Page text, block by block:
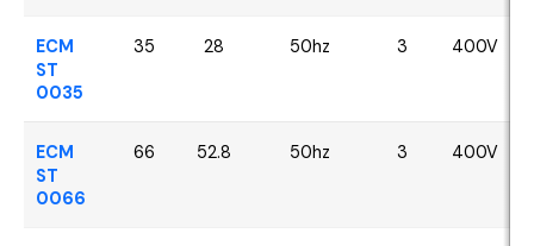
ECM
ST
0035
35 28 50hz 3 400V
ECM
ST
0066
66 52.8 50hz 3 400V